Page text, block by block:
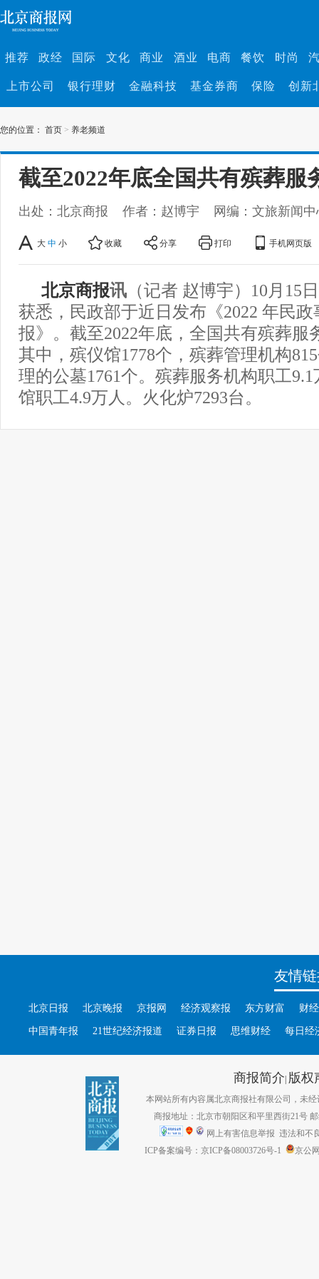
推荐 政经 国际 文化 商业 酒业 电商 餐饮 时尚
上市公司 银行理财 金融科技 基金券商 保险 创新
您的位置： 首页 > 养老频道
截至2022年底全国共有殡葬服
出处：北京商报 作者：赵博宇 网编：文旅新闻中
大 中 小 收藏 分享 打印 手机网页版
北京商报讯 （记者 赵博宇）10月15
获悉，民政部于近日发布《2022 年民
报》。截至2022年底，全国共有殡葬服
其中，殡仪馆1778个，殡葬管理机构
理的公墓1761个。殡葬服务机构职工
馆职工4.9万人。火化炉7293台。
友情
北京日报 北京晚报 京报网 经济观察报 东方财富 财
中国青年报 21世纪经济报道 证券日报 思维财经 每日经
商报简介| 版权
本网站所有内容属北京商报社有限公司，未经
商报地址：北京市朝阳区和平里西街21号
网上有害信息举报 违法和不
ICP备案编号：京ICP备08003726号-1
京公